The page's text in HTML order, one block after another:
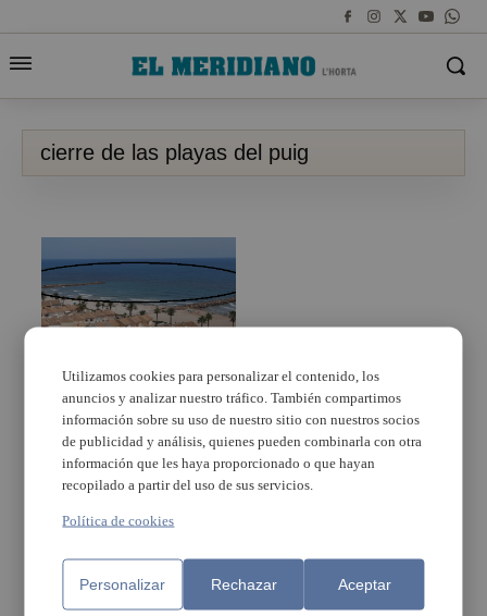
cierre de las playas del puig
Cierran al baño las
playas de El Puig,
Puçol y La Pobla de
Farnals por una
mancha marrón
Utilizamos cookies para personalizar el contenido, los
anuncios y analizar nuestro tráfico. También compartimos
información sobre su uso de nuestro sitio con nuestros socios
de publicidad y análisis, quienes pueden combinarla con otra
información que les haya proporcionado o que hayan
recopilado a partir del uso de sus servicios.
Política de cookies
Personalizar Rechazar Aceptar